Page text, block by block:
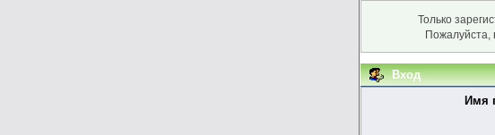
Только
Пожалуйста,
Вход
Имя